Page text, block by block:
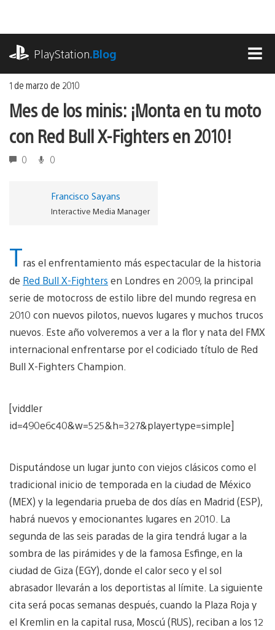
contenido
PlayStation.Blog
1 de marzo de 2010
Mes de los minis: ¡Monta en tu moto
con Red Bull X-Fighters en 2010!
0 0
Francisco Sayans
Interactive Media Manager
Tras el enfrentamiento más espectacular de la historia
de Red Bull X-Fighters en Londres en 2009, la principal
serie de motocross de estilo libre del mundo regresa en
2010 con nuevos pilotos, nuevos lugares y muchos trucos
nuevos. Este año volveremos a ver a la flor y nata del FMX
internacional enfrentarse por el codiciado título de Red
Bull X-Fighters Champion.
[viddler
id=490e6c40&w=525&h=327&playertype=simple]
Disputándose un lugar junto con viejos clásicos como el
tradicional inicio de temporada en la ciudad de México
(MEX) y la legendaria prueba de dos días en Madrid (ESP),
habrá nuevos y emocionantes lugares en 2010. La
segunda de las seis paradas de la gira tendrá lugar a la
sombra de las pirámides y de la famosa Esfinge, en la
ciudad de Giza (EGY), donde el calor seco y el sol
abrasador llevarán a los deportistas al límite. La siguiente
cita será pocas semanas después, cuando la Plaza Roja y
el Kremlin en la capital rusa, Moscú (RUS), reciban a los 12